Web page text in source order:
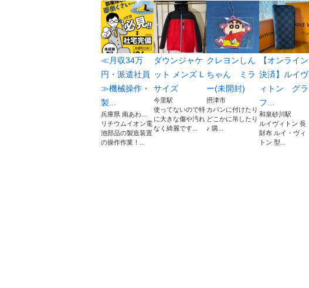
≪月収34万
円・派遣社員
≫機械操作・
製...
兵庫県 南あわ...
リチウムイオン電
池部品の製造装置
の操作作業！...
ダウンジャケ
ット メンズ L
サイズ
今里駅
使ってないので特
に大きな傷や汚れ
なく綺麗です...
クレヨンしん
ちゃん ミラ
ー(未開封)
摂津市
カバンに付けたり
どこかに吊したり
♪ 購...
【オンライン
決済】ルイヴ
ィトン グラ
フ...
和泉砂川駅
ルイヴィトン 長
財布 ルイ・ヴィ
トン 型...